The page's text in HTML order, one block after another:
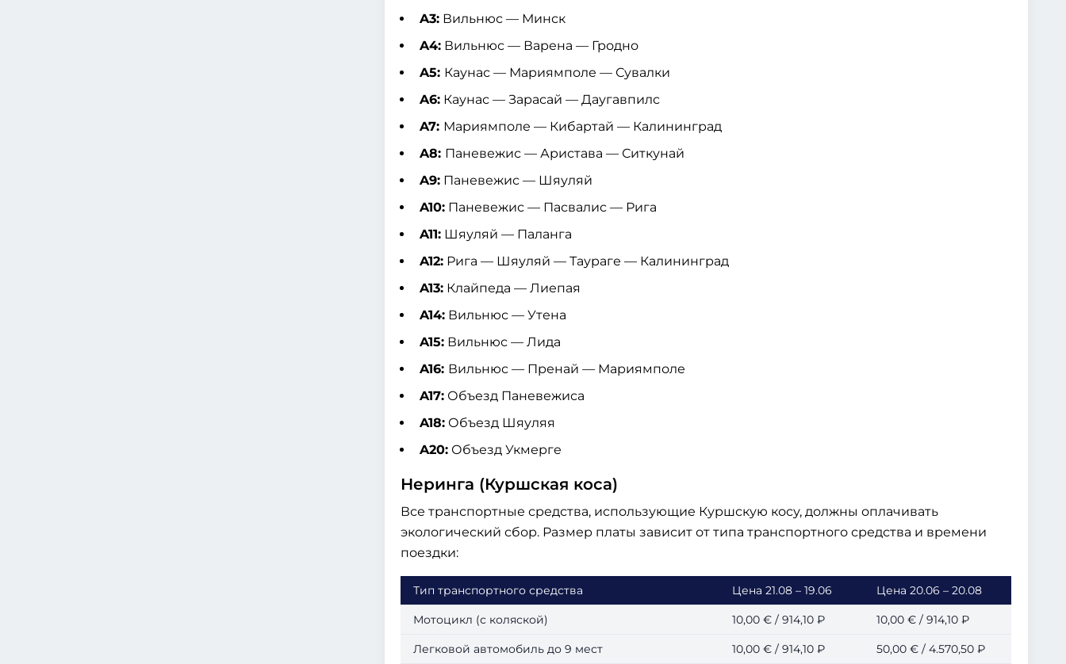
A3: Вильнюс — Минск
A4: Вильнюс — Варена — Гродно
A5: Каунас — Мариямполе — Сувалки
A6: Каунас — Зарасай — Даугавпилс
A7: Мариямполе — Кибартай — Калининград
A8: Паневежис — Аристава — Ситкунай
A9: Паневежис — Шяуляй
A10: Паневежис — Пасвалис — Рига
A11: Шяуляй — Паланга
A12: Рига — Шяуляй — Таураге — Калининград
A13: Клайпеда — Лиепая
A14: Вильнюс — Утена
A15: Вильнюс — Лида
A16: Вильнюс — Пренай — Мариямполе
A17: Объезд Паневежиса
A18: Объезд Шяуляя
A20: Объезд Укмерге
Неринга (Куршская коса)
Все транспортные средства, использующие Куршскую косу, должны оплачивать
экологический сбор. Размер платы зависит от типа транспортного средства и времени
поездки:
Тип транспортного средства Цена 21.08 – 19.06 Цена 20.06 – 20.08
Мотоцикл (с коляской) 10,00 € / 914,10 ₽ 10,00 € / 914,10 ₽
Легковой автомобиль до 9 мест 10,00 € / 914,10 ₽ 50,00 € / 4.570,50 ₽